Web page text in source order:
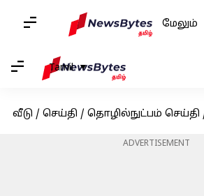
மேலும்
Tamil
வீடு / செய்தி / தொழில்நுட்பம் செய்தி
ADVERTISEMENT